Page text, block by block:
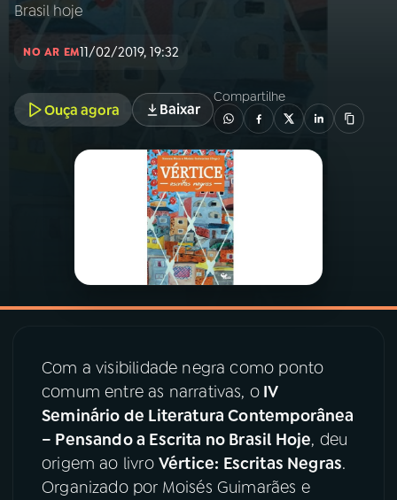
INÍCIO
PROGRAMAS
06VIDEOCASTS
07 ÚLTIMAS
08 PRÊMIO RÁDIO MEC
ACOMPANHE A RÁDIO MEC
Brasil hoje
NO AR EM11/02/2019, 19:32
Ouça agora Baixar
Compartilhe
Com a visibilidade negra como ponto
comum entre as narrativas, o IV
Seminário de Literatura Contemporânea
– Pensando a Escrita no Brasil Hoje, deu
origem ao livro Vértice: Escritas Negras.
Organizado por Moisés Guimarães e